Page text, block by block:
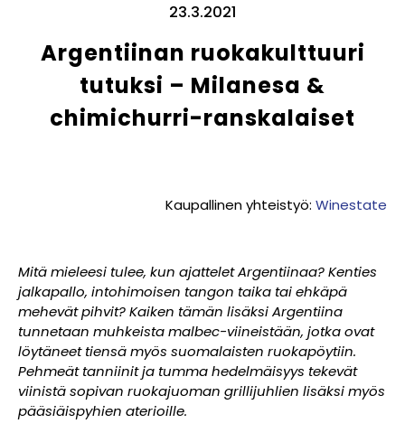
23.3.2021
Argentiinan ruokakulttuuri
tutuksi – Milanesa &
chimichurri-ranskalaiset
Kaupallinen yhteistyö: Winestate
Mitä mieleesi tulee, kun ajattelet Argentiinaa? Kenties
jalkapallo, intohimoisen tangon taika tai ehkäpä
mehevät pihvit? Kaiken tämän lisäksi Argentiina
tunnetaan muhkeista malbec-viineistään, jotka ovat
löytäneet tiensä myös suomalaisten ruokapöytiin.
Pehmeät tanniinit ja tumma hedelmäisyys tekevät
viinistä sopivan ruokajuoman grillijuhlien lisäksi myös
pääsiäispyhien aterioille.